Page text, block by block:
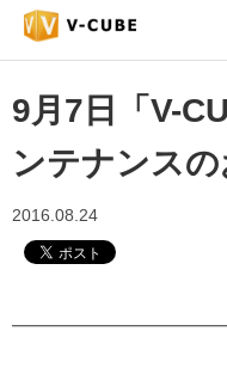
9月7日「V-
ンテナンス
2016.08.24